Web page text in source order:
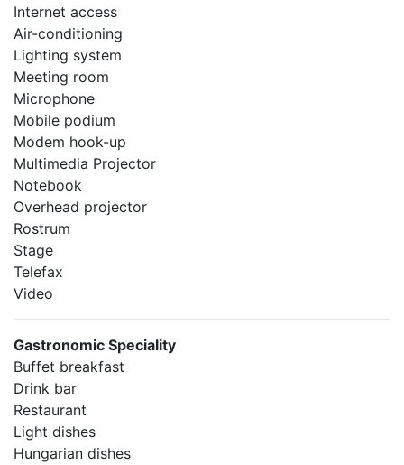
Internet access
Air-conditioning
Lighting system
Meeting room
Microphone
Mobile podium
Modem hook-up
Multimedia Projector
Notebook
Overhead projector
Rostrum
Stage
Telefax
Video
Gastronomic Speciality
Buffet breakfast
Drink bar
Restaurant
Light dishes
Hungarian dishes